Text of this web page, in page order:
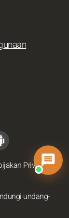
Privasi-
undang-